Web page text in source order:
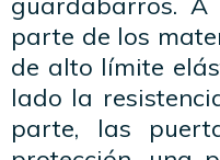
parte de los
de alto límite
lado la
parte, las